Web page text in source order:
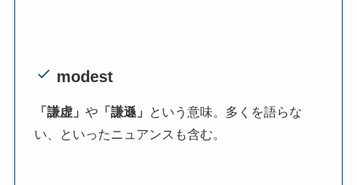
modest
「謙虚」 や「謙遜」
という意味。多くを語らな
い、といったニュアンスも含む。